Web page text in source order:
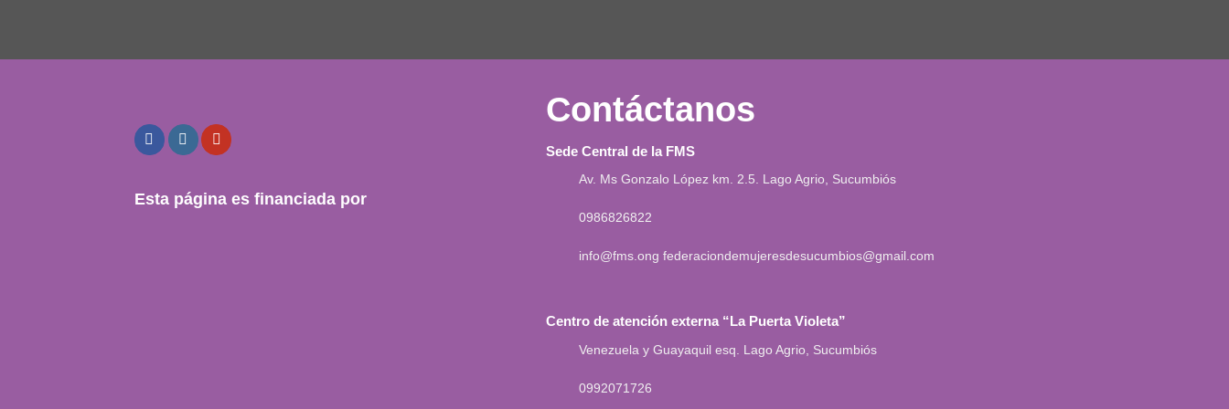
Esta página es financiada por
Contáctanos
Sede Central de la FMS
Av. Ms Gonzalo López km. 2.5. Lago Agrio, Sucumbiós
0986826822
info@fms.ong federaciondemujeresdesucumbios@gmail.com
Centro de atención externa “La Puerta Violeta”
Venezuela y Guayaquil esq. Lago Agrio, Sucumbiós
0992071726